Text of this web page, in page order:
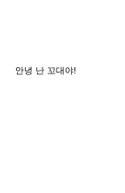
안녕 난 꼬대야!